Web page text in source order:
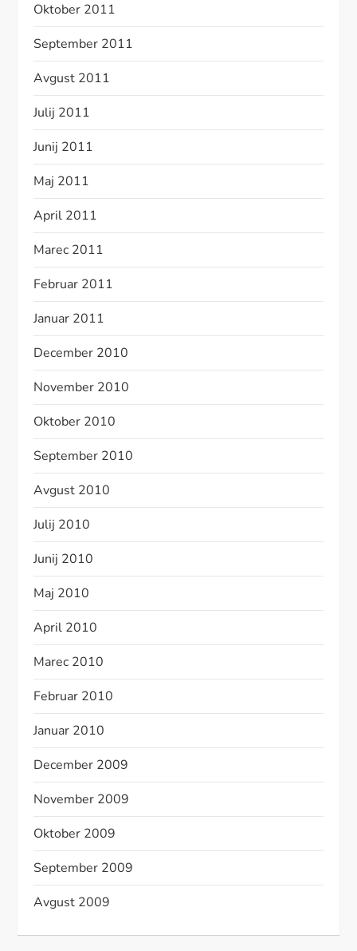
Oktober 2011
September 2011
Avgust 2011
Julij 2011
Junij 2011
Maj 2011
April 2011
Marec 2011
Februar 2011
Januar 2011
December 2010
November 2010
Oktober 2010
September 2010
Avgust 2010
Julij 2010
Junij 2010
Maj 2010
April 2010
Marec 2010
Februar 2010
Januar 2010
December 2009
November 2009
Oktober 2009
September 2009
Avgust 2009